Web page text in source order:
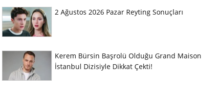
2 Ağustos 2026 Pazar Reyting Sonuçları
Kerem Bürsin Başrolü Olduğu Grand Maison
İstanbul Dizisiyle Dikkat Çekti!